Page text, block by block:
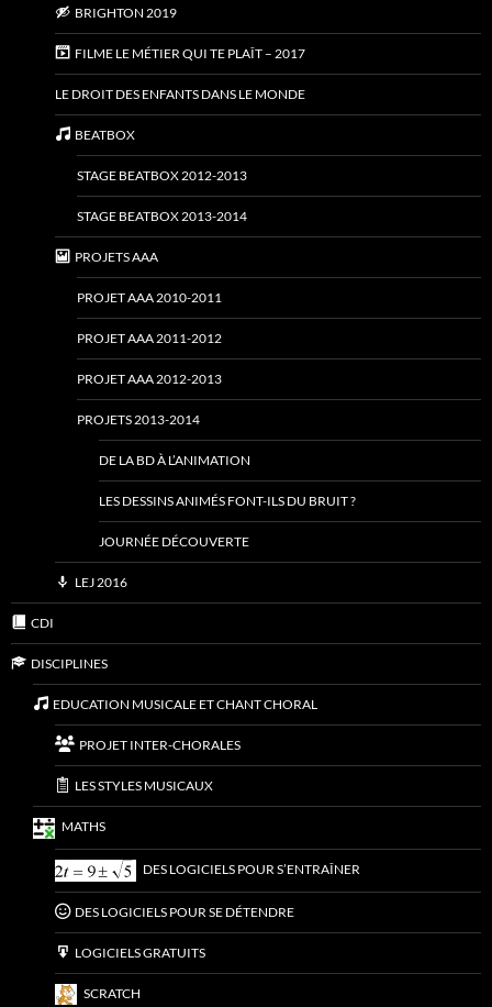
BRIGHTON 2019
FILME LE MÉTIER QUI TE PLAÎT – 2017
LE DROIT DES ENFANTS DANS LE MONDE
BEATBOX
STAGE BEATBOX 2012-2013
STAGE BEATBOX 2013-2014
PROJETS AAA
PROJET AAA 2010-2011
PROJET AAA 2011-2012
PROJET AAA 2012-2013
PROJETS 2013-2014
DE LA BD À L’ANIMATION
LES DESSINS ANIMÉS FONT-ILS DU BRUIT ?
JOURNÉE DÉCOUVERTE
LEJ 2016
CDI
DISCIPLINES
EDUCATION MUSICALE ET CHANT CHORAL
PROJET INTER-CHORALES
LES STYLES MUSICAUX
MATHS
DES LOGICIELS POUR S’ENTRAÎNER
DES LOGICIELS POUR SE DÉTENDRE
LOGICIELS GRATUITS
SCRATCH